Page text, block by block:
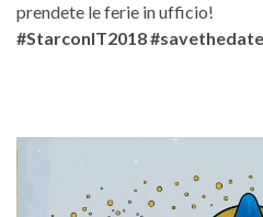
prendete le ferie in ufficio!
#StarconIT2018 #savethedate